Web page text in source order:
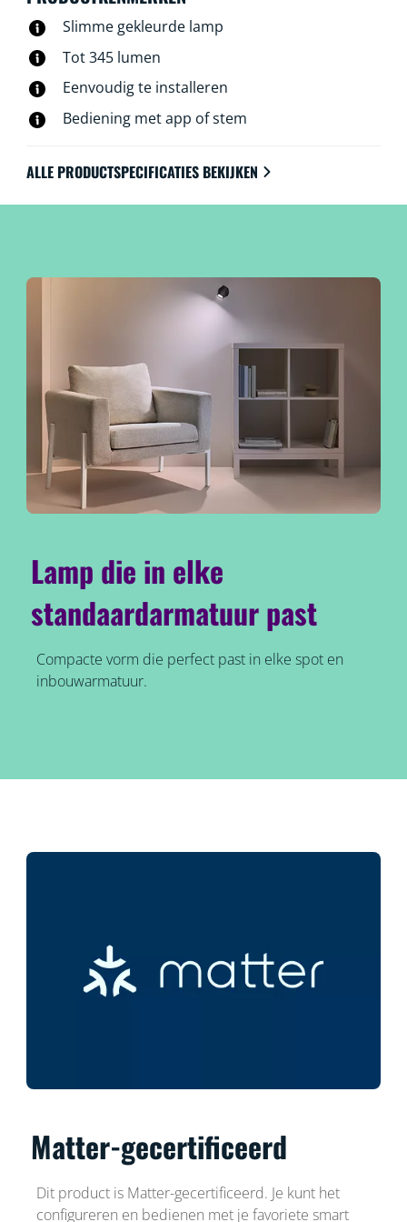
niet. WiZ GU10-spots maken verbinding via je
bestaande Wi-Fi. Er is geen extra hardware, netwerk of
installatie nodig.
Slimme gekleurde lamp
Tot 345 lumen
Eenvoudig te installeren
Bediening met app of stem
ALLE PRODUCTSPECIFICATIES BEKIJKEN
Lamp die in elke
standaardarmatuur past
Compacte vorm die perfect past in elke spot en
inbouwarmatuur.
Matter-gecertificeerd
Dit product is Matter-gecertificeerd. Je kunt het
configureren en bedienen met je favoriete smart